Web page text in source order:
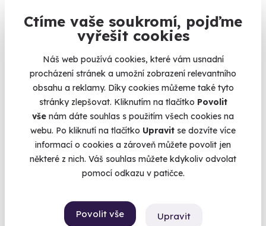
Ctíme vaše soukromí, pojďme
vyřešit cookies
Náš web používá cookies, které vám usnadní
procházení stránek a umožní zobrazení relevantního
obsahu a reklamy. Díky cookies můžeme také tyto
stránky zlepšovat. Kliknutím na tlačítko Povolit
vše nám dáte souhlas s použitím všech cookies na
webu. Po kliknutí na tlačítko Upravit se dozvíte více
informací o cookies a zároveň můžete povolit jen
některé z nich. Váš souhlas můžete kdykoliv odvolat
pomocí odkazu v patičce.
Povolit vše Upravit
Budišov nad Budišovkou (okres Opava)
(+ 28 dalších lokalit)
4 950 Kč
Volný termín už 14. 08. 2026